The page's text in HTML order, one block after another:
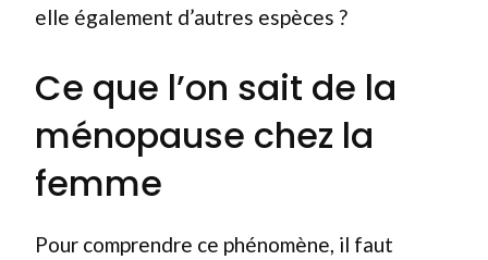
elle également d’autres espèces ?
Ce que l’on sait de la
ménopause chez la
femme
Pour comprendre ce phénomène, il faut